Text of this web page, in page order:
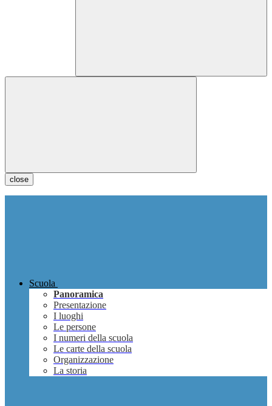
close
Scuola
Panoramica
Presentazione
I luoghi
Le persone
I numeri della scuola
Le carte della scuola
Organizzazione
La storia